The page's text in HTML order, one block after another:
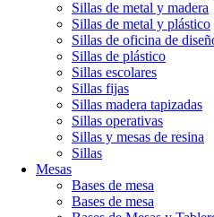
Sillas de metal y madera
Sillas de metal y plástico
Sillas de oficina de
Sillas de plástico
Sillas escolares
Sillas fijas
Sillas madera tapizadas
Sillas operativas
Sillas y mesas de resina
Sillas
Mesas
Bases de mesa
Bases de mesa